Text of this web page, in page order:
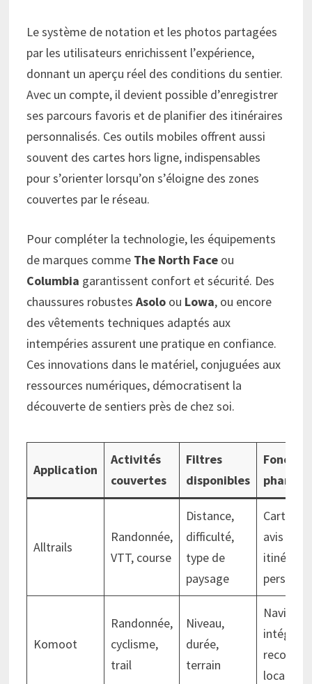
Le système de notation et les photos partagées
par les utilisateurs enrichissent l’expérience,
donnant un aperçu réel des conditions du sentier.
Avec un compte, il devient possible d’enregistrer
ses parcours favoris et de planifier des itinéraires
personnalisés. Ces outils mobiles offrent aussi
souvent des cartes hors ligne, indispensables
pour s’orienter lorsqu’on s’éloigne des zones
couvertes par le réseau.
Pour compléter la technologie, les équipements
de marques comme The North Face ou
Columbia garantissent confort et sécurité. Des
chaussures robustesAsolo ou Lowa, ou encore
des vêtements techniques adaptés aux
intempéries assurent une pratique en confiance.
Ces innovations dans le matériel, conjuguées aux
ressources numériques, démocratisent la
découverte de sentiers près de chez soi.
Application
Activités
couvertes
Filtres
disponibles
phares
Alltrails
Randonnée,
VTT, course
Distance,
difficulté,
type de
paysage
Carte
avis
Komoot
Randonnée,
cyclisme,
trail
Niveau,
durée,
terrain
locales